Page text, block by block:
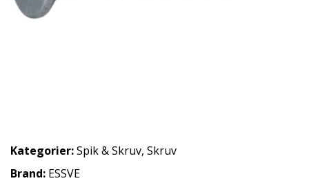
Kategorier:Spik & Skruv, Skruv
Brand: ESSVE